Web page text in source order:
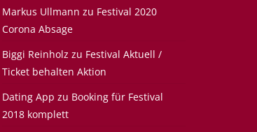
Markus Ullmann zu Festival 2020
Corona Absage
Biggi Reinholz zu Festival Aktuell /
Ticket behalten Aktion
Dating App zu Booking für Festival
2018 komplett